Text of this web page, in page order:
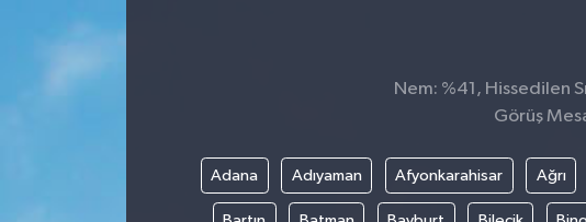
Nem: %41, Hissedilen
Görüş
Adana Adıyaman Afyonkarahisar Ağrı